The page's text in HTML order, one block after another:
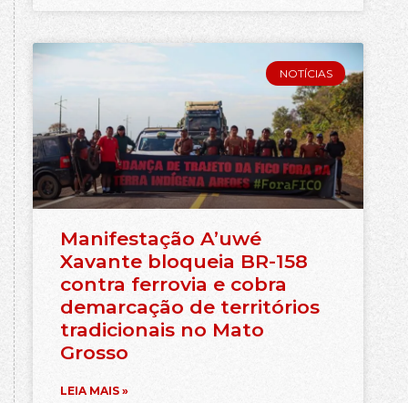
NOTÍCIAS
Manifestação A’uwé
Xavante bloqueia BR-158
contra ferrovia e cobra
demarcação de territórios
tradicionais no Mato
Grosso
LEIA MAIS »